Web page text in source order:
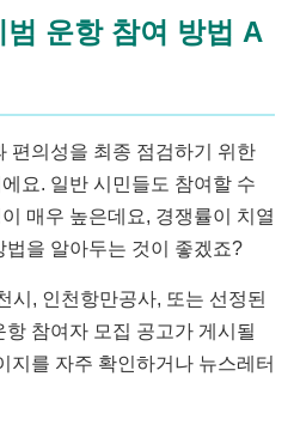
운항 참여 방법 A
편의성을 최종 점검하기 위한
요. 일반 시민들도 참여할 수
매우 높은데요, 경쟁률이 치열
을 알아두는 것이 좋겠죠?
시, 인천항만공사, 또는 선정된
참여자 모집 공고가 게시될
지를 자주 확인하거나 뉴스레터